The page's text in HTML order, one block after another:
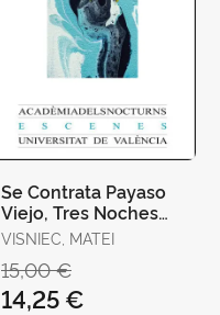
Se Contrata Payaso
Viejo, Tres Noches
con Madox y Otras
Obras Cortas
VISNIEC, MATEI
15,00 €
14,25 €